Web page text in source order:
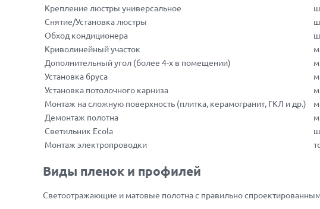
Крепление люстры универсальное
Снятие/Установка люстры
Обход кондиционера
Криволинейный участок
Дополнительный угол (более 4-х в помещении)
Установка бруса
Установка потолочного карниза
Монтаж на сложную поверхность (плитка, керамогранит, ГКЛ и др.)
Демонтаж полотна
Светильник Ecola
Монтаж электропроводки
Виды пленок и профилей
Светоотражающие и матовые полотна с правильно